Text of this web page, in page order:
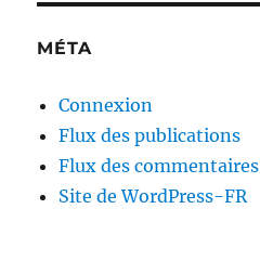
MÉTA
Connexion
Flux des publications
Flux des commentaires
Site de WordPress-FR